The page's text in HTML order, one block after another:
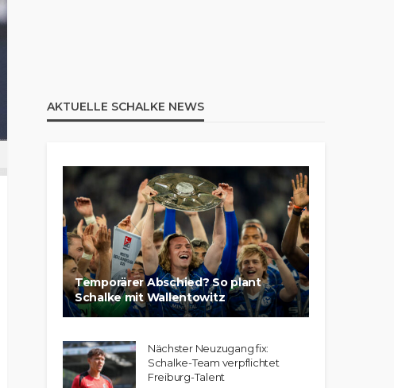
AKTUELLE SCHALKE NEWS
Temporärer Abschied? So plant
Schalke mit Wallentowitz
Nächster Neuzugang fix:
Schalke-Team verpflichtet
Freiburg-Talent